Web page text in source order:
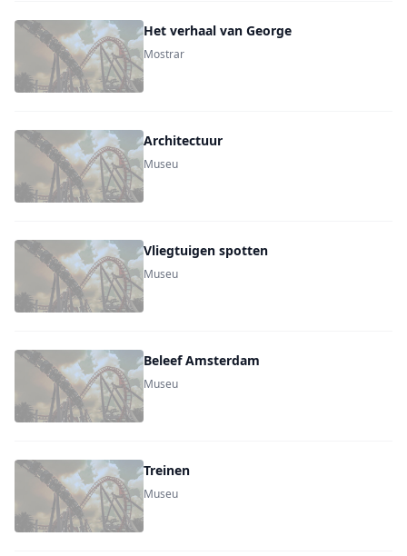
Het verhaal van George
Mostrar
Architectuur
Museu
Vliegtuigen spotten
Museu
Beleef Amsterdam
Museu
Treinen
Museu